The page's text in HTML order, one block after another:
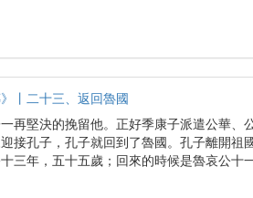
丨二十三、返回魯國
再堅決的挽留他。正好季康子派遣公華、
接孔子，孔子就回到了魯國。孔子離開祖
三年，五十五歲；回來的時候是魯哀公十